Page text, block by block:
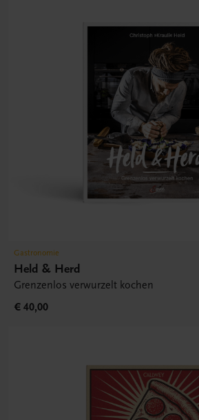
Gastronomie
Held & Herd
Grenzenlos verwurzelt kochen
€ 40,00